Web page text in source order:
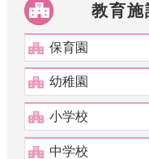
教育施
保育園
幼稚園
小学校
中学校